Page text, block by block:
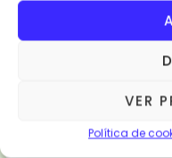
VER
Política de
Bolsas